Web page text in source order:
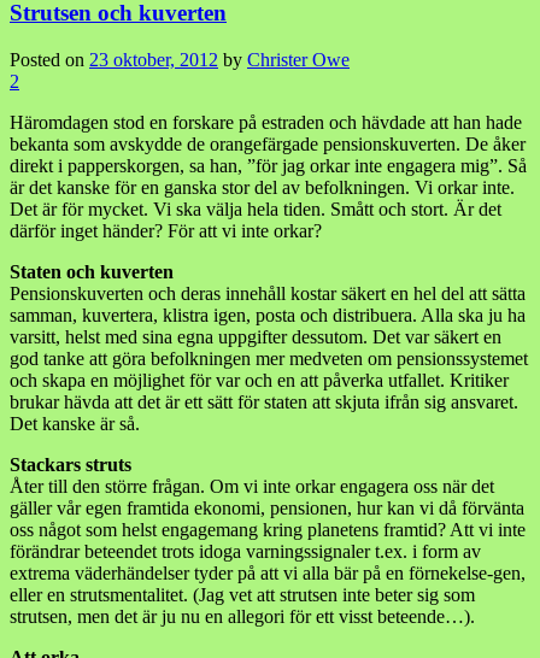
Strutsen och kuverten
Posted on 23 oktober, 2012 by Christer Owe
2
Häromdagen stod en forskare på estraden och hävdade att han hade
bekanta som avskydde de orangefärgade pensionskuverten. De åker
direkt i papperskorgen, sa han, ”för jag orkar inte engagera mig”. Så
är det kanske för en ganska stor del av befolkningen. Vi orkar inte.
Det är för mycket. Vi ska välja hela tiden. Smått och stort. Är det
därför inget händer? För att vi inte orkar?
Staten och kuverten
Pensionskuverten och deras innehåll kostar säkert en hel del att sätta
samman, kuvertera, klistra igen, posta och distribuera. Alla ska ju ha
varsitt, helst med sina egna uppgifter dessutom. Det var säkert en
god tanke att göra befolkningen mer medveten om pensionssystemet
och skapa en möjlighet för var och en att påverka utfallet. Kritiker
brukar hävda att det är ett sätt för staten att skjuta ifrån sig ansvaret.
Det kanske är så.
Stackars struts
Åter till den större frågan. Om vi inte orkar engagera oss när det
gäller vår egen framtida ekonomi, pensionen, hur kan vi då förvänta
oss något som helst engagemang kring planetens framtid? Att vi inte
förändrar beteendet trots idoga varningssignaler t.ex. i form av
extrema väderhändelser tyder på att vi alla bär på en förnekelse-gen,
eller en strutsmentalitet. (Jag vet att strutsen inte beter sig som
strutsen, men det är ju nu en allegori för ett visst beteende…).